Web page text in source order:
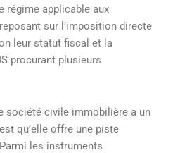
régime applicable aux
sur l’imposition directe
leur statut fiscal et la
procurant plusieurs
société civile immobilière a un
qu’elle offre une piste
les instruments